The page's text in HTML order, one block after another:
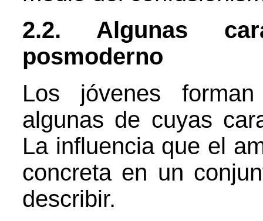
2.2. Algunas
posmoderno
Los jóvenes
algunas de cuyas
La influencia que el
concreta en un
describir.